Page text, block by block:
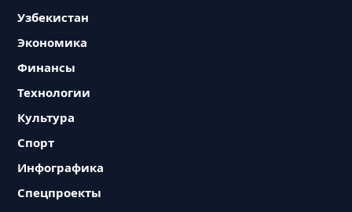
Узбекистан
Экономика
Финансы
Технологии
Культура
Спорт
Инфографика
Спецпроекты